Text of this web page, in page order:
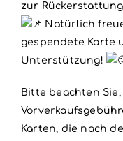
zur
Natürlich
gespendete Karte
Unterstützung!
Bitte beachten
Karten, die nach